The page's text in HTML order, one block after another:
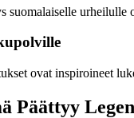
suomalaiselle urheilulle
ovat inspiroineet
Päättyy